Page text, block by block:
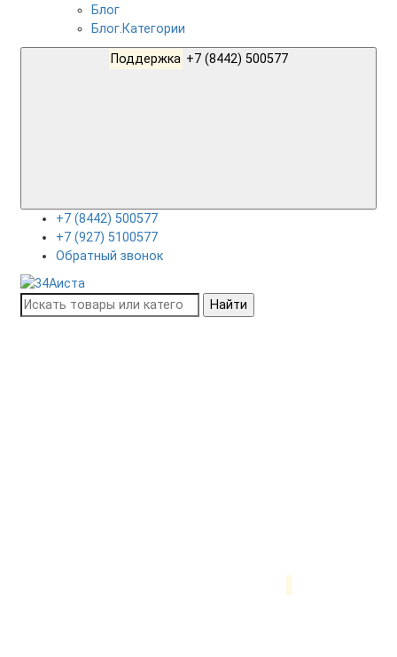
Блог
Блог.Категории
Поддержка
+7 (8442) 500577
+7 (927) 5100577
Обратный звонок
Найти